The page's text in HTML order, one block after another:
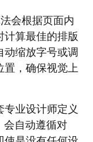
会根据页面内
计算最佳的排版
动缩放字号或调
置，确保视觉上
业设计师定义
会自动遵循对